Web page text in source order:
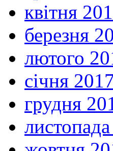
квітня
березня
лютого
січня
грудня